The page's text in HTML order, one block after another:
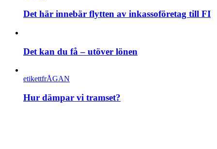
Det här innebär flytten av inkassoföretag till FI
Det kan du få – utöver lönen
etikettfrÅGAN
Hur dämpar vi tramset?